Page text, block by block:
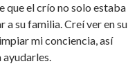
que el crío no solo estaba
a su familia. Creí ver en su
mi conciencia, así